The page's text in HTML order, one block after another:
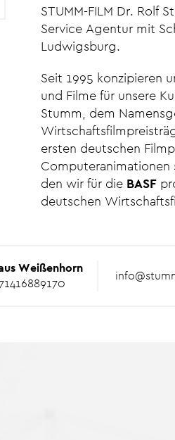
STUMM-FILM Dr. Rolf
Service Agentur mit
Ludwigsburg.
Seit 1995 konzipieren
und Filme für unsere
Stumm, dem
ersten deutschen
Computeranimationen
den wir für die BASF
deutschen
Weißenhorn